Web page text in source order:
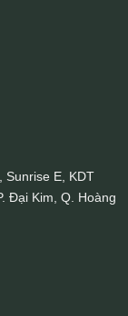
Sunrise E, KDT
Đại Kim, Q. Hoàng